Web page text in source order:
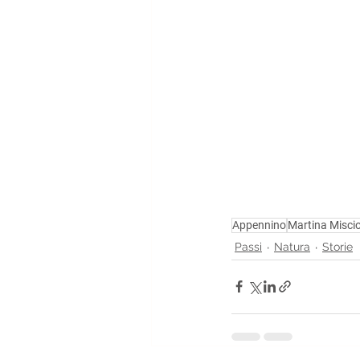
AppenninoMartina
Passi
Natura Storie